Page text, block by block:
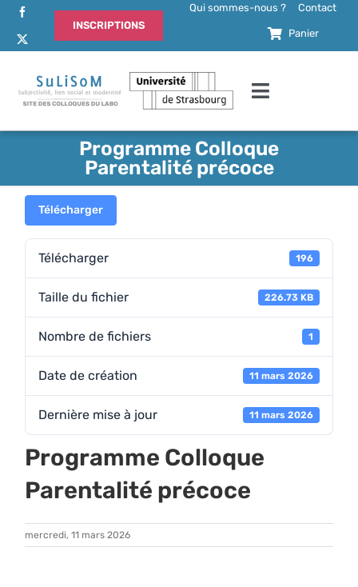
Passer
contenu
INSCRIPTIONS
Qui sommes-nous ? Contact
Panier
Toggle
Navigation
Accueil
Actualités
Comité d’organisation
Comité scientifique
Informations pratiques
Colloques passés
RECHERCHER:
Programme Colloque
Parentalité précoce
Télécharger
Télécharger 196
Taille du fichier 226.73 KB
Nombre de fichiers 1
Date de création 11 mars 2026
Dernière mise à jour 11 mars 2026
Programme Colloque
Parentalité précoce
mercredi, 11 mars 2026